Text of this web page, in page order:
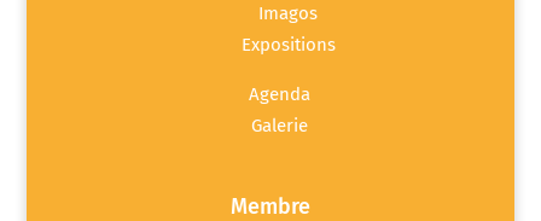
Imagos
Expositions
Agenda
Galerie
Membre